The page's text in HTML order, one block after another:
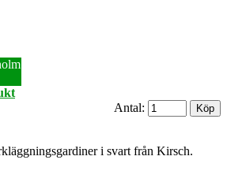
Antal:
i svart från Kirsch.